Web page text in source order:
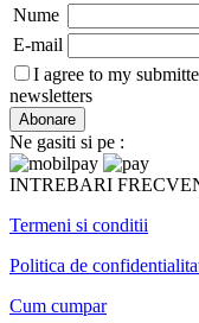
Nume
E-mail
I agree to my
newsletters
Ne gasiti si pe :
INTREBARI
Termeni si conditii
Politica de
Cum cumpar